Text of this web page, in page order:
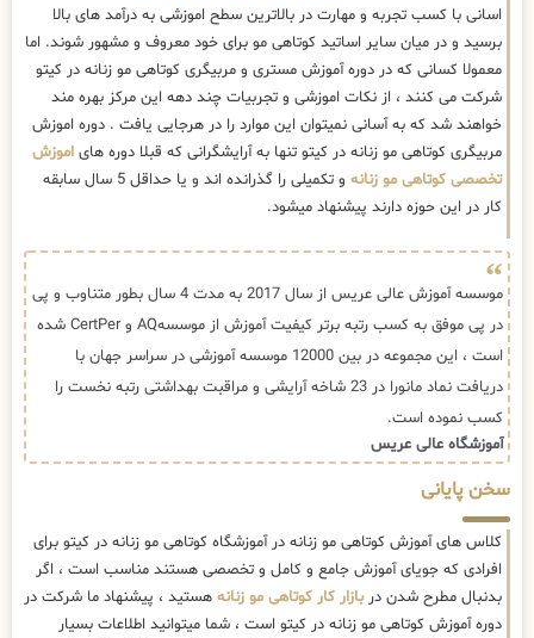
اسانی با کسب تجربه و مهارت در بالاترین سطح اموزشی به درآمد های بالا
برسید و در میان سایر اساتید کوتاهی مو برای خود معروف و مشهور شوند. اما
معمولا کسانی که در دوره آموزش مستری و مربیگری کوتاهی مو زنانه در کیتو
شرکت می کنند ، از نکات اموزشی و تجربیات چند دهه این مرکز بهره مند
خواهند شد که به آسانی نمیتوان این موارد را در هرجایی یافت . دوره اموزش
مربیگری کوتاهی مو زنانه در کیتو تنها به آرایشگرانی که قبلا دوره های اموزش
تخصصی کوتاهی مو زنانه
و تکمیلی را گذرانده اند و یا حداقل 5 سال سابقه
کار در این حوزه دارند پیشنهاد میشود.
موسسه آموزش عالی عریس از سال 2017 به مدت 4 سال بطور متناوب و پی
در پی موفق به کسب رتبه برتر کیفیت آموزش از موسسهAQ و CertPer شده
است ، این مجموعه در بین 12000 موسسه آموزشی در سراسر جهان با
دریافت نماد مانورا در 23 شاخه آرایشی و مراقبت بهداشتی رتبه نخست را
کسب نموده است.
آموزشگاه عالی عریس
سخن پایانی
کلاس های آموزش کوتاهی مو زنانه در آموزشگاه کوتاهی مو زنانه در کیتو برای
افرادی که جویای آموزش جامع و کامل و تخصصی هستند مناسب است ، اگر
بدنبال مطرح شدن دربازار کار کوتاهی مو زنانه هستید ، پیشنهاد ما شرکت در
دوره آموزش کوتاهی مو زنانه در کیتو است ، شما میتوانید اطلاعات بسیار